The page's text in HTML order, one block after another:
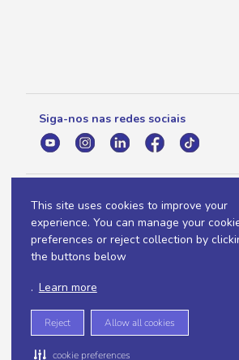
This site uses cookies to improve your
experience. You can manage your
preferences or reject collection by
the buttons below
. Learn more
Reject Allow all cookies
cookie preferences
Siga-nos nas redes sociais
A venda e o consumo de bebidas
válidas para a loja eletrônica, sendo
para menos, por conta de produtos
do pedido. Produtos em promoção
20/03/97). A venda está diretamente
Caso algum produto venha a faltar no